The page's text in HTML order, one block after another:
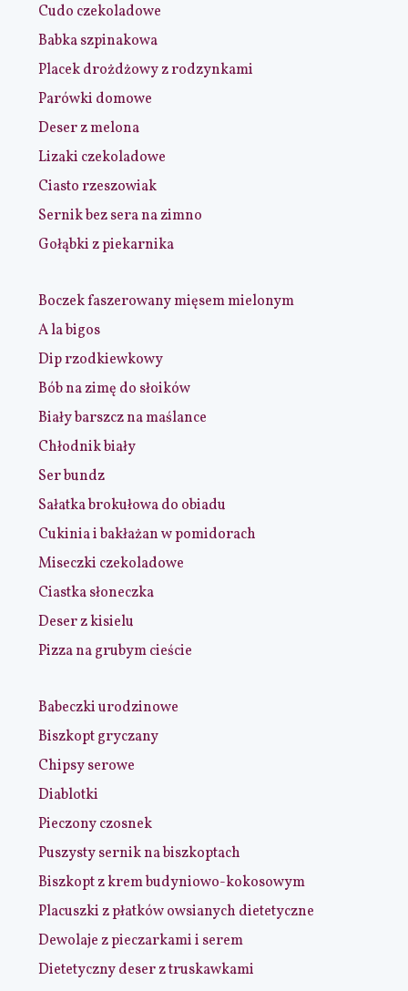
Cudo czekoladowe
Babka szpinakowa
Placek drożdżowy z rodzynkami
Parówki domowe
Deser z melona
Lizaki czekoladowe
Ciasto rzeszowiak
Sernik bez sera na zimno
Gołąbki z piekarnika
Boczek faszerowany mięsem mielonym
A la bigos
Dip rzodkiewkowy
Bób na zimę do słoików
Biały barszcz na maślance
Chłodnik biały
Ser bundz
Sałatka brokułowa do obiadu
Cukinia i bakłażan w pomidorach
Miseczki czekoladowe
Ciastka słoneczka
Deser z kisielu
Pizza na grubym cieście
Babeczki urodzinowe
Biszkopt gryczany
Chipsy serowe
Diablotki
Pieczony czosnek
Puszysty sernik na biszkoptach
Biszkopt z krem budyniowo-kokosowym
Placuszki z płatków owsianych dietetyczne
Dewolaje z pieczarkami i serem
Dietetyczny deser z truskawkami